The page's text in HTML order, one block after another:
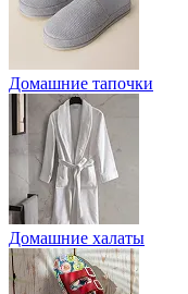
Домашние тапочки
Домашние халаты